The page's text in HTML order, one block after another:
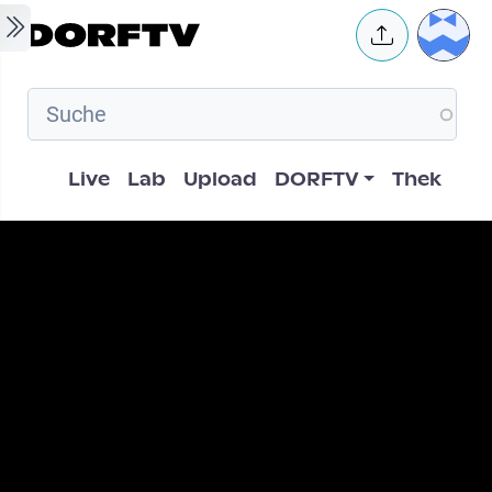
Skip to main content User
Hauptnavigation
Live Lab Upload DORFTV Thek